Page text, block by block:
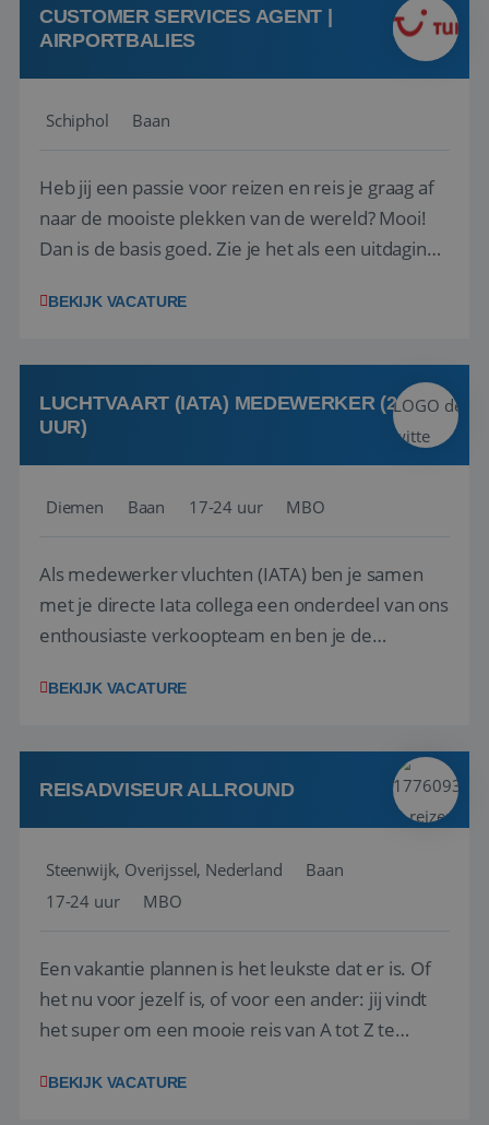
CUSTOMER SERVICES AGENT |
AIRPORTBALIES
Schiphol Baan
Heb jij een passie voor reizen en reis je graag af
naar de mooiste plekken van de wereld? Mooi!
Dan is de basis goed. Zie je het als een uitdaging
het samenstellen en boeken van de perfecte
deze onderdelen zijn nu samen gevoegd...
BEKIJK VACATURE
LUCHTVAART (IATA) MEDEWERKER (24-32
UUR)
Diemen Baan 17-24 uur MBO
Als medewerker vluchten (IATA) ben je samen
met je directe Iata collega een onderdeel van ons
enthousiaste verkoopteam en ben je de
en tarieven waar je collega’s niet uitkomen.
kwaliteitsbewaking van alles wat met IATA te m...
BEKIJK VACATURE
REISADVISEUR ALLROUND
Steenwijk, Overijssel, Nederland
Baan
17-24 uur
MBO
Een vakantie plannen is het leukste dat er is. Of
het nu voor jezelf is, of voor een ander: jij vindt
het super om een mooie reis van A tot Z te
vakantiegangers de meest prachtige plekjes op
BEKIJK VACATURE